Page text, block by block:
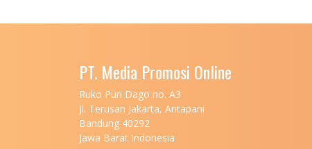
PT. Media Promosi Online
Ruko Puri Dago no. A3
Jl. Terusan Jakarta, Antapani
Bandung 40292
Jawa Barat Indonesia